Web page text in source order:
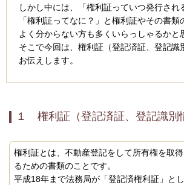
しかし中には、「権利証っていつ発行され
「権利証ってなに？」と権利証やその書類
よく分からない方も多くいらっしゃるかと
そこで今回は、権利証（登記済証、登記識
お伝えします。
１ 権利証（登記済証、登記識別
権利証とは、不動産登記をして所有権を取
るための書類のことです。
平成18年まで法務局が「登記済権利証」と